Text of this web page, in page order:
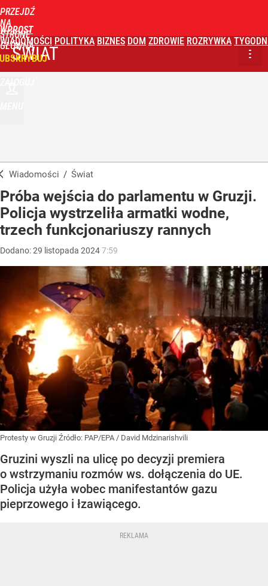
PRZEJDŹ
NA
STRONĘ
GŁÓWNĄ
WPROST
WIADOMOŚCI POLITYKA BIZNES DOM ZDROWIE ROZRYWKA
ŚWIAT
Wiadomości / Świat
Próba wejścia do parlamentu w Gruzji.
Policja wystrzeliła armatki wodne,
trzech funkcjonariuszy rannych
Dodano:29 listopada 20247:59
Protesty w Gruzji Źródło: PAP/EPA / David Mdzinarishvili
Gruzini wyszli na ulicę po decyzji premiera
o wstrzymaniu rozmów ws. dołączenia do UE.
Policja użyła wobec manifestantów gazu
pieprzowego i łzawiącego.